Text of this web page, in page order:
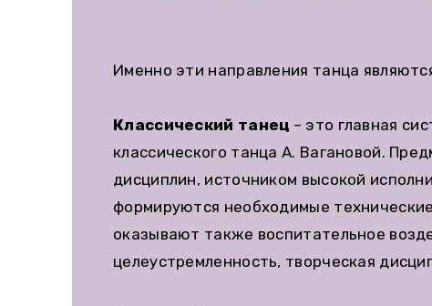
Именно эти направления танца
Классический танец – это главная
классического танца А. Вагановой.
дисциплин, источником высокой
формируются необходимые
оказывают также воспитательное
целеустремленность, творческая